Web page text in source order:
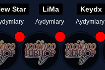
Star LiMa
Aydymlary
Keydx
Aydymlary